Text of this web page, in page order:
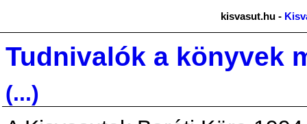
kisvasut.hu -
Tudnivalók a könyvek
(...)